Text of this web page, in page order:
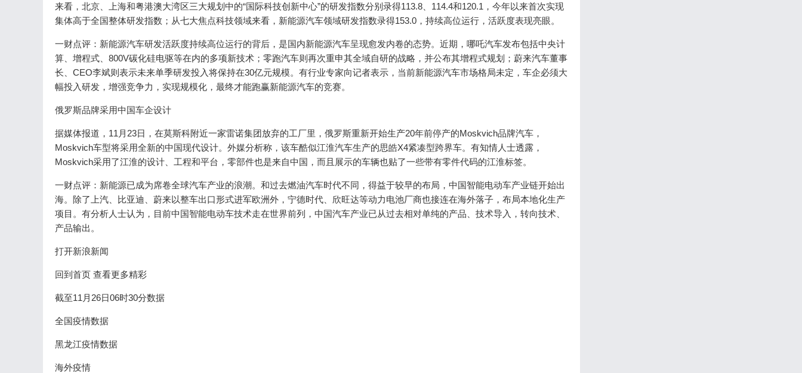
来看，北京、上海和粤港澳大湾区三大规划中的“国际科技创新中心”的研发指数分别录得113.8、114.4和120.1，今年以来首次实现
集体高于全国整体研发指数；从七大焦点科技领域来看，新能源汽车领域研发指数录得153.0，持续高位运行，活跃度表现亮眼。
一财点评：新能源汽车研发活跃度持续高位运行的背后，是国内新能源汽车呈现愈发内卷的态势。近期，哪吒汽车发布包括中央计
算、增程式、800V碳化硅电驱等在内的多项新技术；零跑汽车则再次重申其全域自研的战略，并公布其增程式规划；蔚来汽车董事
长、CEO李斌则表示未来单季研发投入将保持在30亿元规模。有行业专家向记者表示，当前新能源汽车市场格局未定，车企必须大
幅投入研发，增强竞争力，实现规模化，最终才能跑赢新能源汽车的竞赛。
俄罗斯品牌采用中国车企设计
据媒体报道，11月23日，在莫斯科附近一家雷诺集团放弃的工厂里，俄罗斯重新开始生产20年前停产的Moskvich品牌汽车，
Moskvich车型将采用全新的中国现代设计。外媒分析称，该车酷似江淮汽车生产的思皓X4紧凑型跨界车。有知情人士透露，
Moskvich采用了江淮的设计、工程和平台，零部件也是来自中国，而且展示的车辆也贴了一些带有零件代码的江淮标签。
一财点评：新能源已成为席卷全球汽车产业的浪潮。和过去燃油汽车时代不同，得益于较早的布局，中国智能电动车产业链开始出
海。除了上汽、比亚迪、蔚来以整车出口形式进军欧洲外，宁德时代、欣旺达等动力电池厂商也接连在海外落子，布局本地化生产
项目。有分析人士认为，目前中国智能电动车技术走在世界前列，中国汽车产业已从过去相对单纯的产品、技术导入，转向技术、
产品输出。
打开新浪新闻
回到首页 查看更多精彩
截至11月26日06时30分数据
全国疫情数据
黑龙江疫情数据
海外疫情